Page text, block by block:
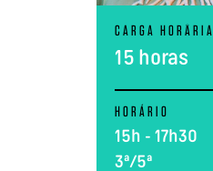
CARGA HORÅRIA
15 horas
HORÁRIO
15h - 17h30
3ª/5ª